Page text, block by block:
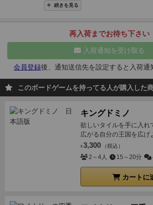
とその意味の組み合わせでは簡単
いうことでしょうか…不思議な感覚
にみんなスキル飽和状態になるた
ると純粋に反射神経と反射神経の
てしまいます。ただ、裏を返せば
ぽいスピード感のカルタの試合」
ということ。これって実はすごい
「ち○やふる」ばりに子供向け単語
は面白いかも知れません。こちら
苑カルタ」ですが、通常版の「広
い違いはこの覚えやすさだと思いま
いというのはもちろんのこと、ふ
小学生以降の知育として優秀
続きを見る
再入荷までお待ち下さい
入荷通知を受け取る
会員登録後、通知送信先を設定すると入荷通
このボードゲームを持ってる人が購入した
キングドミノ
欲しいタイルを手に入れ
広がる自分の王国を広げ
¥ 3,300 （税込）
2～4人 15～20分
カートに